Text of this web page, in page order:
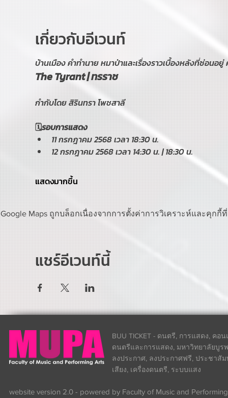
เกี่ยวกับอีเวนท์
บ้านเมือง คำทำนาย หมาป่าและเรื่องราวเบื้องหลังที่ซ่อนอยู่
The Tyrant | ทรราช
กำกับโดย สิรินทรา โพชสาลี
🗓️รอบการแสดง
11 กรกฎาคม 2568 เวลา 18:30 น.
12 กรกฎาคม 2568 เวลา 14:30 น. | 18:30 น.
แสดงมากขึ้น
Google Maps ถูกบล็อกเนื่องจากการตั้งค่าการวิเคราะห์และคุกกี้
แชร์อีเวนท์นี้
BUU TICKET - ดนตรี, การแสดง, คอ
ดนตรีและการแสดง, มหาวิทยาลัยบูร
ลงประกาศ, ลงประกาศฟรี, ประชาสั
เสียง, เครื่องดนตรี, ระบบแสง
website version 2.0 - powered by Faculty of Music and